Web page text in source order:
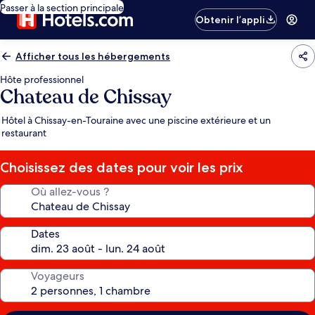
Passer à la section principale
Obtenir l’appli
Afficher tous les hébergements
Hôte professionnel
Chateau de Chissay
Hôtel à Chissay-en-Touraine avec une piscine extérieure et un
restaurant
Choisissez des dates pour voir les prix
Où allez-vous ?
Dates
Voyageurs